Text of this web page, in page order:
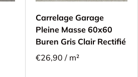
Carrelage Garage
Pleine Masse 60x60
Buren Gris Clair Rectifié
€26,90 / m²